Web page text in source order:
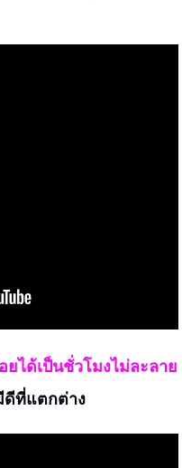
ได้เป็นชั่วโมงไม่ละลาย
ที่แตกต่าง